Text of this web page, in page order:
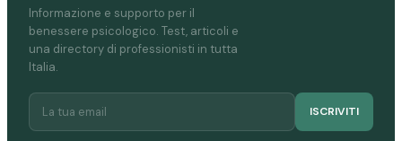
Informazione e supporto per il
benessere psicologico. Test, articoli e
una directory di professionisti in tutta
Italia.
ISCRIVITI